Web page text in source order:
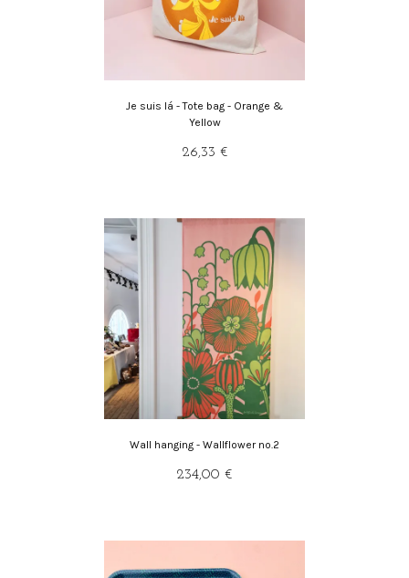
Je suis lá - Tote bag - Orange &
Yellow
26,33 €
Wall hanging - Wallflower no.2
234,00 €